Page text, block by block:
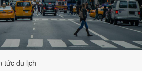
tức du lịch